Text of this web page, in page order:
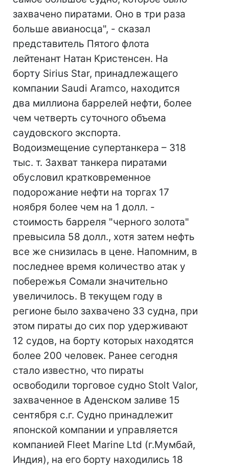
захвачено пиратами. Оно в три раза
больше авианосца", - сказал
представитель Пятого флота
лейтенант Натан Кристенсен. На
борту Sirius Star, принадлежащего
компании Saudi Aramco, находится
два миллиона баррелей нефти, более
чем четверть суточного объема
саудовского экспорта.
Водоизмещение супертанкера – 318
тыс. т. Захват танкера пиратами
обусловил кратковременное
подорожание нефти на торгах 17
ноября более чем на 1 долл. -
стоимость барреля "черного золота"
превысила 58 долл., хотя затем нефть
все же снизилась в цене. Напомним, в
последнее время количество атак у
побережья Сомали значительно
увеличилось. В текущем году в
регионе было захвачено 33 судна, при
этом пираты до сих пор удерживают
12 судов, на борту которых находятся
более 200 человек. Ранее сегодня
стало известно, что пираты
освободили торговое судно Stolt Valor,
захваченное в Аденском заливе 15
сентября с.г. Судно принадлежит
японской компании и управляется
компанией Fleet Marine Ltd (г.Мумбай,
Индия), на его борту находились 18